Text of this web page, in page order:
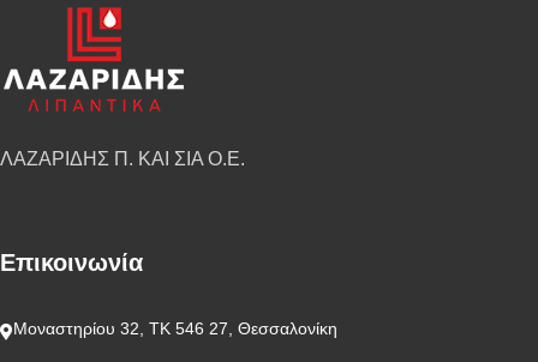
ΛΑΖΑΡΙΔΗΣ Π. ΚΑΙ ΣΙΑ Ο.Ε.
Επικοινωνία
Μοναστηρίου 32, ΤΚ 546 27, Θεσσαλονίκη